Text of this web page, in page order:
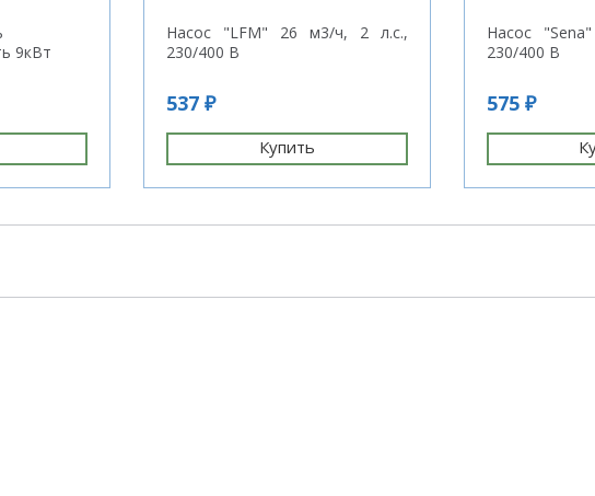
9кВт
Насос "LFM" 26 м3/ч, 2 л.с.,
230/400 В
537 ₽
Купить
Насос
230/400 В
575 ₽